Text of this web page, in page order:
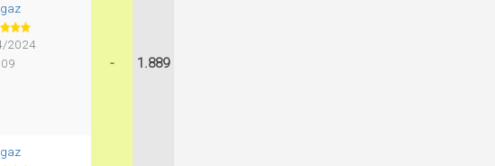
2024
- 1.889